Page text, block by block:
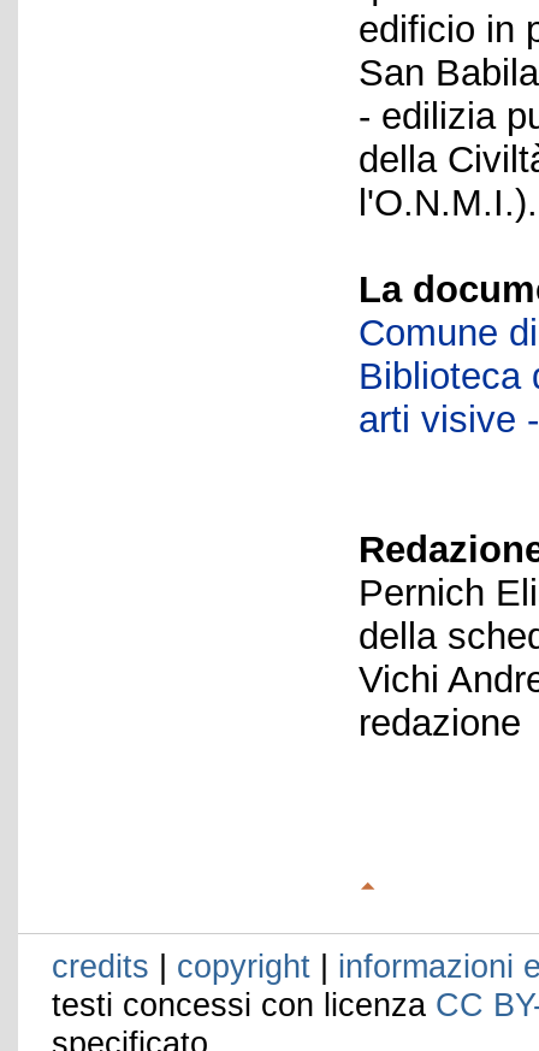
edificio in
San
- edilizia
della
l'O.N.M.I.).
La
Comune
Biblioteca
arti visive
Pernich
della
Vichi
redazione
credits | copyright | informazioni
testi concessi con licenza CC
specificato